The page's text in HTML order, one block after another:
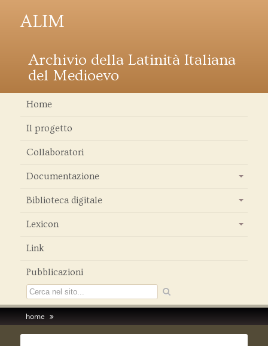
ALIM
Archivio della Latinità Italiana
del Medioevo
Home
Il progetto
Collaboratori
Documentazione
Biblioteca digitale
Lexicon
Link
Pubblicazioni
home